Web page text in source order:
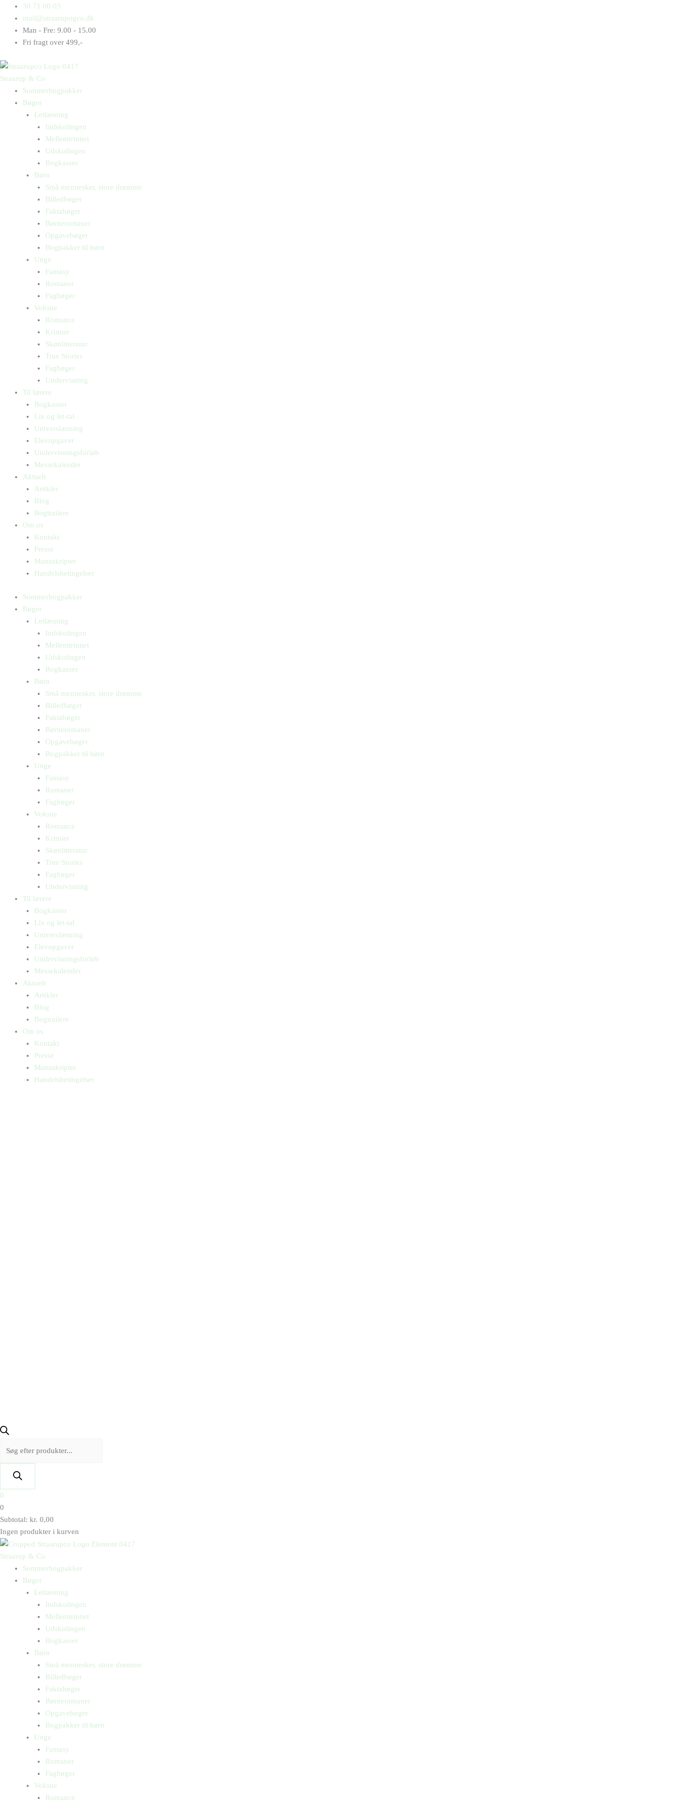
indholdet
30 71 00 03
mail@straarupogco.dk
Man - Fre: 9.00 - 15.00
Fri fragt over 499,-
Straarup & Co
Sommerbogpakker
Bøger
Letlæsning
Indskolingen
Mellemtrinnet
Udskolingen
Bogkasser
Børn
Små mennesker, store drømme
Billedbøger
Faktabøger
Børneromaner
Opgavebøger
Bogpakker til børn
Unge
Fantasy
Romaner
Fagbøger
Voksne
Romance
Krimier
Skønlitteratur
True Stories
Fagbøger
Undervisning
Til lærere
Bogkasser
Lix og let-tal
Universlæsning
Elevopgaver
Undervisningsforløb
Messekalender
Aktuelt
Artikler
Blog
Bogtrailere
Om os
Kontakt
Presse
Manuskripter
Handelsbetingelser
Sommerbogpakker
Bøger
Letlæsning
Indskolingen
Mellemtrinnet
Udskolingen
Bogkasser
Børn
Små mennesker, store drømme
Billedbøger
Faktabøger
Børneromaner
Opgavebøger
Bogpakker til børn
Unge
Fantasy
Romaner
Fagbøger
Voksne
Romance
Krimier
Skønlitteratur
True Stories
Fagbøger
Undervisning
Til lærere
Bogkasser
Lix og let-tal
Universlæsning
Elevopgaver
Undervisningsforløb
Messekalender
Aktuelt
Artikler
Blog
Bogtrailere
Om os
Kontakt
Presse
Manuskripter
Handelsbetingelser
Products
search
0
0
Subtotal: kr. 0,00
Ingen produkter i kurven
Straarup & Co
Sommerbogpakker
Bøger
Letlæsning
Indskolingen
Mellemtrinnet
Udskolingen
Bogkasser
Børn
Små mennesker, store drømme
Billedbøger
Faktabøger
Børneromaner
Opgavebøger
Bogpakker til børn
Unge
Fantasy
Romaner
Fagbøger
Voksne
Romance
Products
search